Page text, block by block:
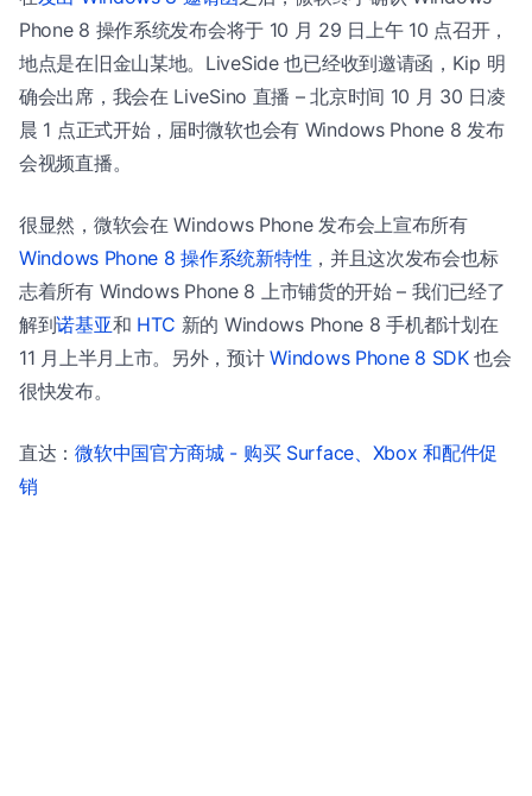
Phone 8 操作系统发布会将于 10 月 29 日上午 10 点召开，
地点是在旧金山某地。LiveSide 也已经收到邀请函，Kip 明
确会出席，我会在 LiveSino 直播 – 北京时间 10 月 30 日凌
晨 1 点正式开始，届时微软也会有 Windows Phone 8 发布
会视频直播。
很显然，微软会在 Windows Phone 发布会上宣布所有
Windows Phone 8 操作系统新特性 ，并且这次发布会也标
志着所有 Windows Phone 8 上市铺货的开始 – 我们已经了
解到诺基亚和 HTC 新的 Windows Phone 8 手机都计划在
11 月上半月上市。另外，预计Windows Phone 8 SDK也会
很快发布。
直达：微软中国官方商城 - 购买 Surface、Xbox 和配件促
销